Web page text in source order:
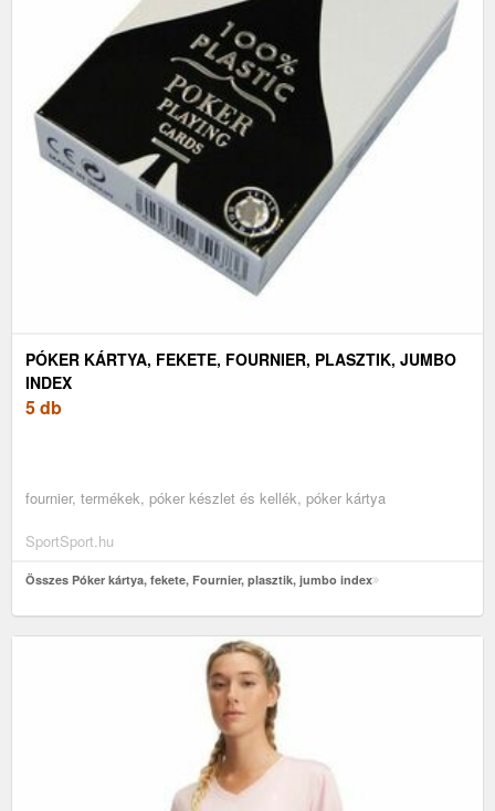
PÓKER KÁRTYA, FEKETE, FOURNIER, PLASZTIK, JUMBO
INDEX
5 db
fournier, termékek, póker készlet és kellék, póker kártya
SportSport.hu
Összes Póker kártya, fekete, Fournier, plasztik, jumbo index